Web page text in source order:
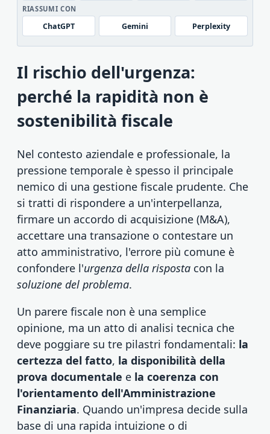
RIASSUMI CON
ChatGPT Gemini Perplexity
Il rischio dell'urgenza:
perché la rapidità non è
sostenibilità fiscale
Nel contesto aziendale e professionale, la
pressione temporale è spesso il principale
nemico di una gestione fiscale prudente. Che
si tratti di rispondere a un'interpellanza,
firmare un accordo di acquisizione (M&A),
accettare una transazione o contestare un
atto amministrativo, l'errore più comune è
confondere l'urgenza della risposta con la
soluzione del problema.
Un parere fiscale non è una semplice
opinione, ma un atto di analisi tecnica che
deve poggiare su tre pilastri fondamentali: la
certezza del fatto, la disponibilità della
prova documentale e la coerenza con
l'orientamento dell'Amministrazione
Finanziaria. Quando un'impresa decide sulla
base di una rapida intuizione o di